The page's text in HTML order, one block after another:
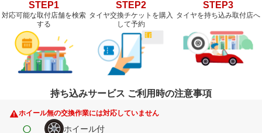
STEP1
対応可能な取付店舗を検索
する
STEP2
タイヤ交換チケットを購入
して予約
STEP3
タイヤを持ち込み取付店へ
持ち込みサービス ご利用時の注意事項
ホイール無の交換作業には対応していません
○ ホイール付